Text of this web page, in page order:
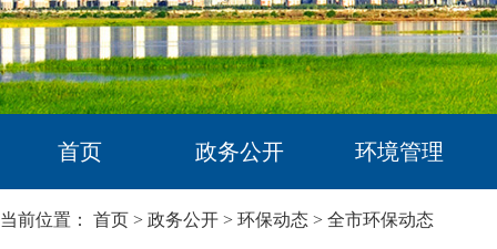
首页 政务公开 环境管理
当前位置： 首页 > 政务公开 > 环保动态 > 全市环保动态